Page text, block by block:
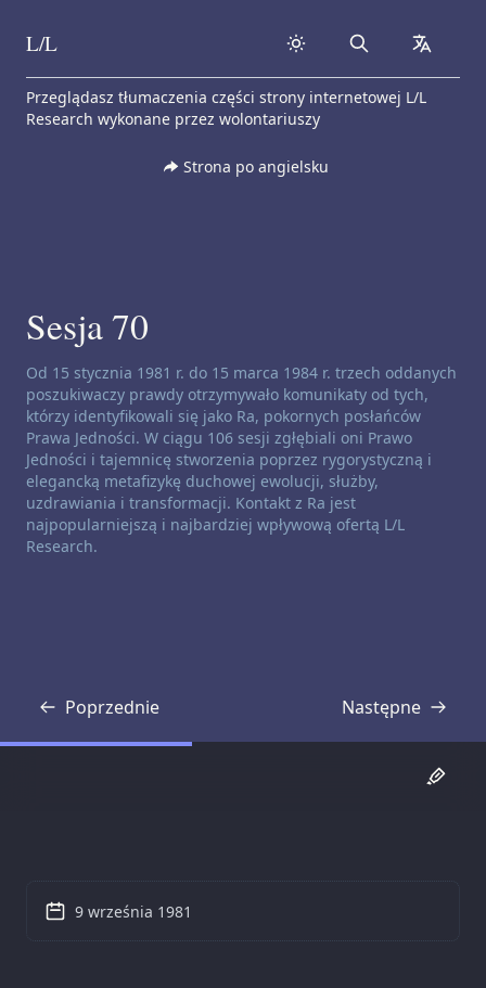
Skip to content
L/L Search
Przeglądasz tłumaczenia części strony internetowej L/L
Research wykonane przez wolontariuszy
Strona po angielsku
Sesja 70
Zastrzeżenie dotyczące kanałów:
Od 15 stycznia 1981 r. do 15 marca 1984 r. trzech oddanych
poszukiwaczy prawdy otrzymywało komunikaty od tych,
którzy identyfikowali się jako Ra, pokornych posłańców
Prawa Jedności. W ciągu 106 sesji zgłębiali oni Prawo
Jedności i tajemnicę stworzenia poprzez rygorystyczną i
elegancką metafizykę duchowej ewolucji, służby,
uzdrawiania i transformacji. Kontakt z Ra jest
najpopularniejszą i najbardziej wpływową ofertą L/L
Research.
Poprzednie
Transkrypcja Następne
Transkrypcja
9 września 1981